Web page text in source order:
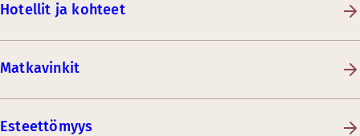
Hotellit ja kohteet
Matkavinkit
Esteettömyys